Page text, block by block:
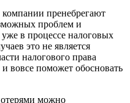
пренебрегают
проблем и
в процессе налоговых
это не является
налогового права
вовсе поможет обосновать
можно